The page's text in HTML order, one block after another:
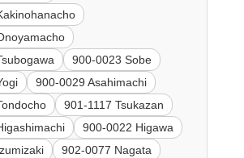
900-0023 Sobe
900-0029 Asahimachi
901-1117 Tsukazan
900-0022 Higawa
902-0077 Nagata